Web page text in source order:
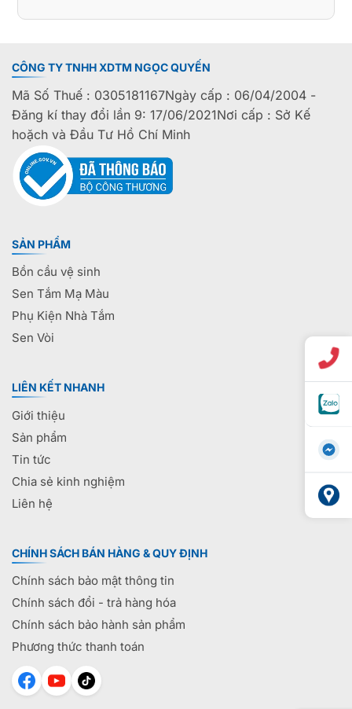
CÔNG TY TNHH XDTM NGỌC QUYẾN
Mã Số Thuế : 0305181167Ngày cấp : 06/04/2004 -
Đăng kí thay đổi lần 9: 17/06/2021Nơi cấp : Sở Kế
hoặch và Đầu Tư Hồ Chí Minh
SẢN PHẨM
Bồn cầu vệ sinh
Sen Tắm Mạ Màu
Phụ Kiện Nhà Tắm
Sen Vòi
LIÊN KẾT NHANH
Giới thiệu
Sản phẩm
Tin tức
Chia sẻ kinh nghiệm
Liên hệ
CHÍNH SÁCH BÁN HÀNG & QUY ĐỊNH
Chính sách bảo mật thông tin
Chính sách đổi - trả hàng hóa
Chính sách bảo hành sản phẩm
Phương thức thanh toán